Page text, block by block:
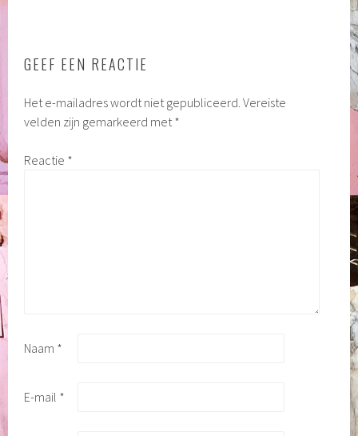
GEEF EEN REACTIE
Het e-mailadres wordt niet gepubliceerd. Vereiste
velden zijn gemarkeerd met *
Reactie *
Naam *
E-mail *